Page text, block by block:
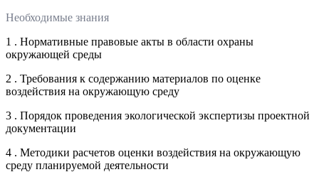
Необходимые знания
1 . Нормативные правовые акты в области охраны
окружающей среды
2 . Требования к содержанию материалов по оценке
воздействия на окружающую среду
3 . Порядок проведения экологической экспертизы проектной
документации
4 . Методики расчетов оценки воздействия на окружающую
среду планируемой деятельности